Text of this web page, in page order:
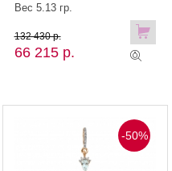
Вес 5.13 гр.
66 215 р.
132 430 р.
-50%